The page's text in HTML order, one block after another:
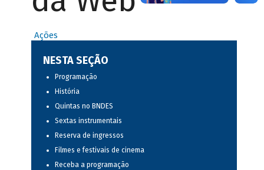
Ações
NESTA SEÇÃO
Programação
História
Quintas no BNDES
Sextas instrumentais
Reserva de ingressos
Filmes e festivais de cinema
Receba a programação